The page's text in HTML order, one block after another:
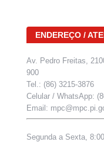
ENDEREÇO /
Av. Pedro Freitas,
900
Tel.: (86) 3215-3876
Celular / WhatsApp:
Email:
Segunda a Sexta,